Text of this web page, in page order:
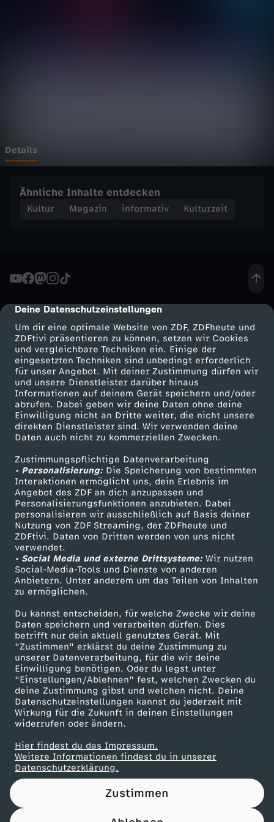
cmp-dialog-description
Deine Datenschutzeinstellungen
Um dir eine optimale Website von ZDF, ZDFheute und
ZDFtivi präsentieren zu können, setzen wir Cookies
und vergleichbare Techniken ein. Einige der
eingesetzten Techniken sind unbedingt erforderlich
für unser Angebot. Mit deiner Zustimmung dürfen wir
und unsere Dienstleister darüber hinaus
Informationen auf deinem Gerät speichern und/oder
abrufen. Dabei geben wir deine Daten ohne deine
Einwilligung nicht an Dritte weiter, die nicht unsere
direkten Dienstleister sind. Wir verwenden deine
Daten auch nicht zu kommerziellen Zwecken.
Zustimmungspflichtige Datenverarbeitung
• Personalisierung:Die Speicherung von bestimmten
Interaktionen ermöglicht uns, dein Erlebnis im
Angebot des ZDF an dich anzupassen und
Personalisierungsfunktionen anzubieten. Dabei
personalisieren wir ausschließlich auf Basis deiner
Nutzung von ZDF Streaming, der ZDFheute und
ZDFtivi. Daten von Dritten werden von uns nicht
verwendet.
• Social Media und externe Drittsysteme:Wir nutzen
Social-Media-Tools und Dienste von anderen
Anbietern. Unter anderem um das Teilen von Inhalten
zu ermöglichen.
Du kannst entscheiden, für welche Zwecke wir deine
Daten speichern und verarbeiten dürfen. Dies
betrifft nur dein aktuell genutztes Gerät. Mit
"Zustimmen" erklärst du deine Zustimmung zu
unserer Datenverarbeitung, für die wir deine
Einwilligung benötigen. Oder du legst unter
"Einstellungen/Ablehnen" fest, welchen Zwecken du
deine Zustimmung gibst und welchen nicht. Deine
Datenschutzeinstellungen kannst du jederzeit mit
Wirkung für die Zukunft in deinen Einstellungen
widerrufen oder ändern.
Hier findest du das Impressum.
Weitere Informationen findest du in unserer
Datenschutzerklärung.
Zustimmen
K
l
u
r
z
e
i
t
"
v
o
m
2
1
.
0
1
.
2
0
Details
Ähnliche Inhalte entdecken
Kultur Magazin informativ Kulturzeit
Mehr ZDF
ZDF-Apps
Smart TV
ZDFtext
Livestreams
Sendungen A-Z
TV-Programm
Service
ZDFmitreden
Kontakt zum ZDF
Tickets
Zuschauerservice
Hilfe
ZDF Unternehmen
Karriere
ZDF goes Schule
Werbefernsehen
Mainzelmännchen
Partner